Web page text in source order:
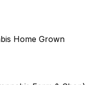
Home Grown